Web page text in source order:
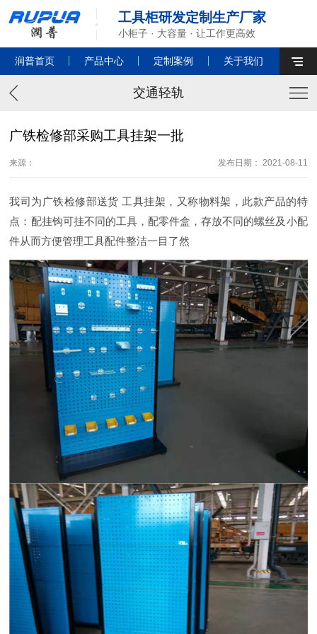
工具柜研发定制生产厂家
小柜子 · 大容量 · 让工作更高效
润普首页 产品中心 定制案例 关于我们
交通轻轨
广铁检修部采购工具挂架一批
来源： 发布日期： 2021-08-11
我司为广铁检修部送货 工具挂架，又称物料架，此款产品的特
点：配挂钩可挂不同的工具，配零件盒，存放不同的螺丝及小配
件从而方便管理工具配件整洁一目了然